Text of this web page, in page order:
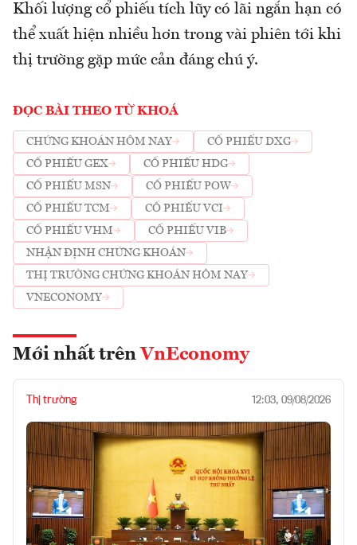
Khối lượng cổ phiếu tích lũy có lãi ngắn hạn có
thể xuất hiện nhiều hơn trong vài phiên tới khi
thị trường gặp mức cản đáng chú ý.
ĐỌC BÀI THEO TỪ KHOÁ
CHỨNG KHOÁN HÔM NAY
CỔ PHIẾU DXG
CỔ PHIẾU GEX
CỔ PHIẾU HDG
CỔ PHIẾU MSN
CỔ PHIẾU POW
CỔ PHIẾU TCM
CỔ PHIẾU VCI
CỔ PHIẾU VHM
CỔ PHIẾU VIB
NHẬN ĐỊNH CHỨNG KHOÁN
THỊ TRƯỜNG CHỨNG KHOÁN HÔM NAY
VNECONOMY
Mới nhất trên VnEconomy
Thị trường 12:03, 09/08/2026